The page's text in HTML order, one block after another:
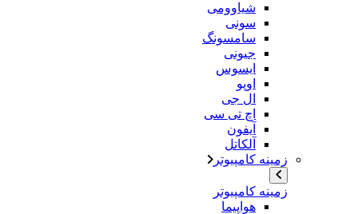
شیاوومی
سونی
سامسونگ
جیونی
ایسوس
اوپو
ال جی
اچ تی سی
آیفون
آلکاتل
زمینه کامپیوتر
زمینه کامپیوتر
هواپیما